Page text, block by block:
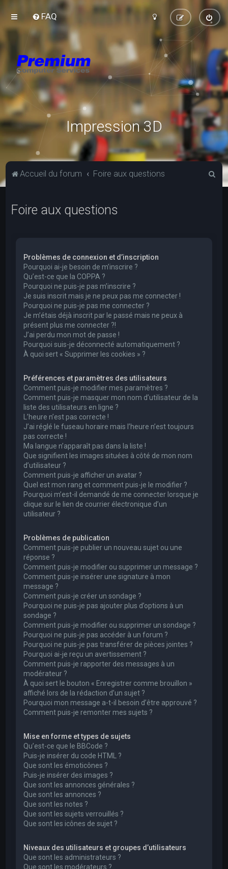
FAQ
Impression 3D
Accueil du forum Foire aux questions
Foire aux questions
Problèmes de connexion et d’inscription
Pourquoi ai-je besoin de m’inscrire ?
Qu’est-ce que la COPPA ?
Pourquoi ne puis-je pas m’inscrire ?
Je suis inscrit mais je ne peux pas me connecter !
Pourquoi ne puis-je pas me connecter ?
Je m’étais déjà inscrit par le passé mais ne peux à
présent plus me connecter ?!
J’ai perdu mon mot de passe !
Pourquoi suis-je déconnecté automatiquement ?
À quoi sert « Supprimer les cookies » ?
Préférences et paramètres des utilisateurs
Comment puis-je modifier mes paramètres ?
Comment puis-je masquer mon nom d’utilisateur de la
liste des utilisateurs en ligne ?
L’heure n’est pas correcte !
J’ai réglé le fuseau horaire mais l’heure n’est toujours
pas correcte !
Ma langue n’apparaît pas dans la liste !
Que signifient les images situées à côté de mon nom
d’utilisateur ?
Comment puis-je afficher un avatar ?
Quel est mon rang et comment puis-je le modifier ?
Pourquoi m’est-il demandé de me connecter lorsque je
clique sur le lien de courrier électronique d’un
utilisateur ?
Problèmes de publication
Comment puis-je publier un nouveau sujet ou une
réponse ?
Comment puis-je modifier ou supprimer un message ?
Comment puis-je insérer une signature à mon
message ?
Comment puis-je créer un sondage ?
Pourquoi ne puis-je pas ajouter plus d’options à un
sondage ?
Comment puis-je modifier ou supprimer un sondage ?
Pourquoi ne puis-je pas accéder à un forum ?
Pourquoi ne puis-je pas transférer de pièces jointes ?
Pourquoi ai-je reçu un avertissement ?
Comment puis-je rapporter des messages à un
modérateur ?
À quoi sert le bouton « Enregistrer comme brouillon »
affiché lors de la rédaction d’un sujet ?
Pourquoi mon message a-t-il besoin d’être approuvé ?
Comment puis-je remonter mes sujets ?
Mise en forme et types de sujets
Qu’est-ce que le BBCode ?
Puis-je insérer du code HTML ?
Que sont les émoticônes ?
Puis-je insérer des images ?
Que sont les annonces générales ?
Que sont les annonces ?
Que sont les notes ?
Que sont les sujets verrouillés ?
Que sont les icônes de sujet ?
Niveaux des utilisateurs et groupes d’utilisateurs
Que sont les administrateurs ?
Que sont les modérateurs ?